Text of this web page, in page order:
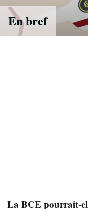
En bref
La BCE pourrait-